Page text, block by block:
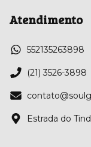
Atendimento
552135263898
(21) 3526-3898
Estrada do